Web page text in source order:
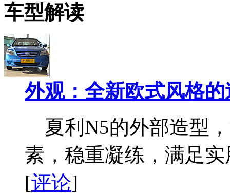
车型解读
外观：全新欧式风格的
夏利N5的外部造型
素，稳重凝练，满足
[评论]